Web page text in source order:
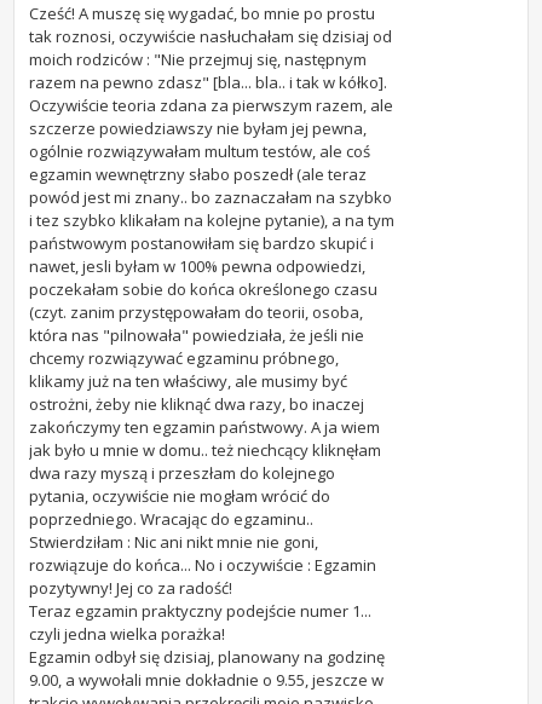
Cześć! A muszę się wygadać, bo mnie po prostu
tak roznosi, oczywiście nasłuchałam się dzisiaj od
moich rodziców : "Nie przejmuj się, następnym
razem na pewno zdasz" [bla... bla.. i tak w kółko].
Oczywiście teoria zdana za pierwszym razem, ale
szczerze powiedziawszy nie byłam jej pewna,
ogólnie rozwiązywałam multum testów, ale coś
egzamin wewnętrzny słabo poszedł (ale teraz
powód jest mi znany.. bo zaznaczałam na szybko
i tez szybko klikałam na kolejne pytanie), a na tym
państwowym postanowiłam się bardzo skupić i
nawet, jesli byłam w 100% pewna odpowiedzi,
poczekałam sobie do końca określonego czasu
(czyt. zanim przystępowałam do teorii, osoba,
która nas "pilnowała" powiedziała, że jeśli nie
chcemy rozwiązywać egzaminu próbnego,
klikamy już na ten właściwy, ale musimy być
ostrożni, żeby nie kliknąć dwa razy, bo inaczej
zakończymy ten egzamin państwowy. A ja wiem
jak było u mnie w domu.. też niechcący kliknęłam
dwa razy myszą i przeszłam do kolejnego
pytania, oczywiście nie mogłam wrócić do
poprzedniego. Wracając do egzaminu..
Stwierdziłam : Nic ani nikt mnie nie goni,
rozwiązuje do końca... No i oczywiście : Egzamin
pozytywny! Jej co za radość!
Teraz egzamin praktyczny podejście numer 1...
czyli jedna wielka porażka!
Egzamin odbył się dzisiaj, planowany na godzinę
9.00, a wywołali mnie dokładnie o 9.55, jeszcze w